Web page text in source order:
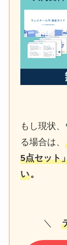
もし現状
る場合は、
5点セット
い。
＼